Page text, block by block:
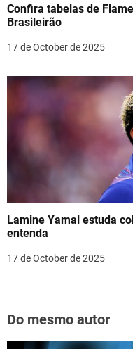
Confira tabelas de
Brasileirão
17 de October de 2025
Lamine Yamal estuda
entenda
17 de October de 2025
Do mesmo autor